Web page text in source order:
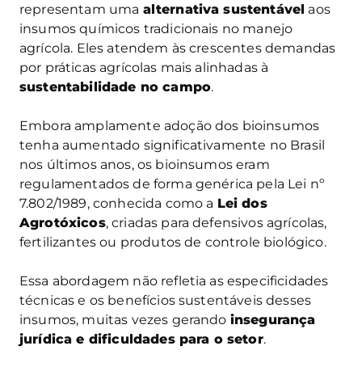
representam uma alternativa sustentável aos
insumos químicos tradicionais no manejo
agrícola. Eles atendem às crescentes demandas
por práticas agrícolas mais alinhadas à
sustentabilidade no campo.
Embora amplamente adoção dos bioinsumos
tenha aumentado significativamente no Brasil
nos últimos anos, os bioinsumos eram
regulamentados de forma genérica pela Lei nº
7.802/1989, conhecida como a Lei dos
Agrotóxicos, criadas para defensivos agrícolas,
fertilizantes ou produtos de controle biológico.
Essa abordagem não refletia as especificidades
técnicas e os benefícios sustentáveis desses
insumos, muitas vezes gerando insegurança
jurídica e dificuldades para o setor.